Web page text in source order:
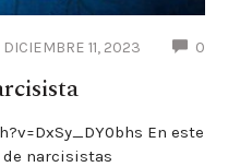
DICIEMBRE 11, 2023 0
En este
narcisistas